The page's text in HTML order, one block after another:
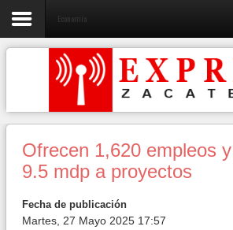
Economía
Ofrecen 1,620 empleos
9.5 mdp a proyectos
Fecha de publicación
Martes, 27 Mayo 2025 17:57